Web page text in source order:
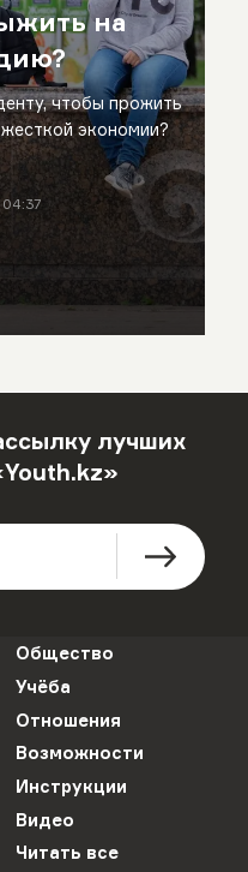
на
чтобы прожить
экономии?
лучших
Общество
Учёба
Отношения
Возможности
Инструкции
Видео
Читать все